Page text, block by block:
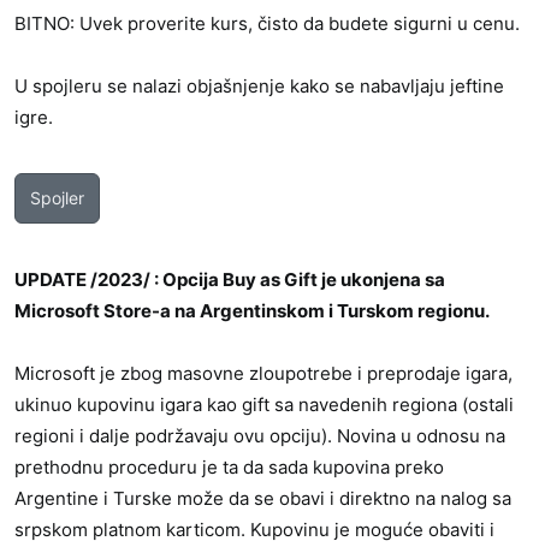
BITNO: Uvek proverite kurs, čisto da budete sigurni u cenu.
U spojleru se nalazi objašnjenje kako se nabavljaju jeftine
igre.
Spojler
UPDATE /2023/ : Opcija Buy as Gift je ukonjena sa
Microsoft Store-a na Argentinskom i Turskom regionu.
Microsoft je zbog masovne zloupotrebe i preprodaje igara,
ukinuo kupovinu igara kao gift sa navedenih regiona (ostali
regioni i dalje podržavaju ovu opciju). Novina u odnosu na
prethodnu proceduru je ta da sada kupovina preko
Argentine i Turske može da se obavi i direktno na nalog sa
srpskom platnom karticom. Kupovinu je moguće obaviti i